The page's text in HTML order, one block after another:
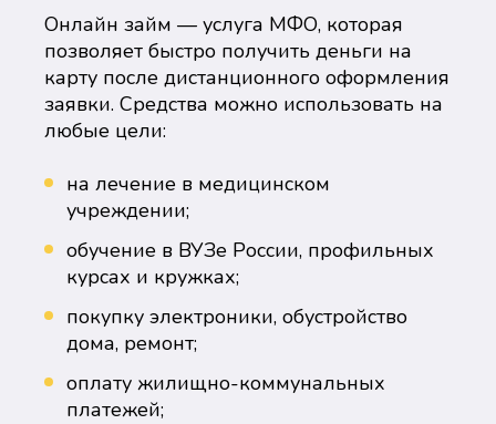
Онлайн займ — услуга МФО, которая
позволяет быстро получить деньги на
карту после дистанционного оформления
заявки. Средства можно использовать на
любые цели:
на лечение в медицинском
учреждении;
обучение в ВУЗе России, профильных
курсах и кружках;
покупку электроники, обустройство
дома, ремонт;
оплату жилищно-коммунальных
платежей;